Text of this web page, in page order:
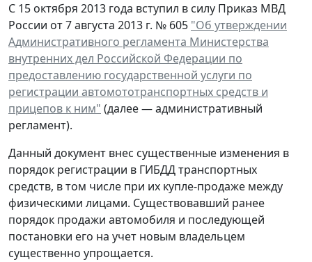
С 15 октября 2013 года вступил в силу Приказ МВД
России от 7 августа 2013 г. № 605 "Об утверждении
Административного регламента Министерства
внутренних дел Российской Федерации по
предоставлению государственной услуги по
регистрации автомототранспортных средств и
прицепов к ним" (далее — административный
регламент).
Данный документ внес существенные изменения в
порядок регистрации в ГИБДД транспортных
средств, в том числе при их купле-продаже между
физическими лицами. Существовавший ранее
порядок продажи автомобиля и последующей
постановки его на учет новым владельцем
существенно упрощается.